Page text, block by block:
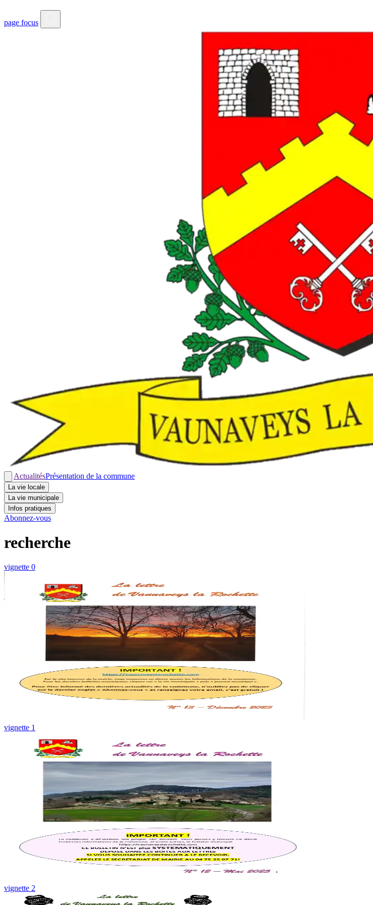
page focus
ActualitésPrésentation de la commune
La vie locale
La vie municipale
Infos pratiques
Abonnez-vous
recherche